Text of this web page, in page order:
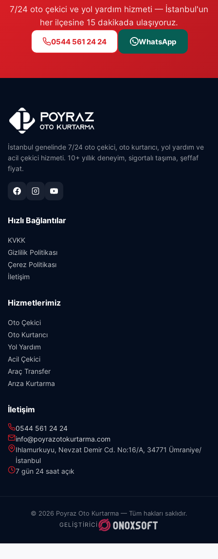
7/24 oto çekici ve yol yardım hizmeti — İstanbul'un
her ilçesine 15 dakikada ulaşıyoruz.
0544 561 24 24 WhatsApp
İstanbul genelinde 7/24 oto çekici, oto kurtarıcı, yol yardım ve
acil çekici hizmeti. 10+ yıllık deneyim, sigortalı taşıma, şeffaf
fiyat.
Hızlı Bağlantılar
KVKK
Gizlilik Politikası
Çerez Politikası
İletişim
Hizmetlerimiz
Oto Çekici
Oto Kurtarıcı
Yol Yardım
Acil Çekici
Araç Transfer
Arıza Kurtarma
İletişim
0544 561 24 24
info@poyrazotokurtarma.com
Ihlamurkuyu, Nevzat Demir Cd. No:16/A, 34771 Ümraniye/
İstanbul
7 gün 24 saat açık
© 2026 Poyraz Oto Kurtarma — Tüm hakları saklıdır.
GELIŞTIRICI